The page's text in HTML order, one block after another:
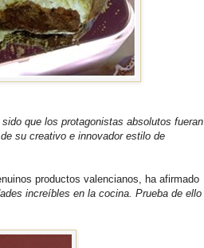
que los protagonistas absolutos fueran
su creativo e innovador estilo de
productos valencianos, ha afirmado
increíbles en la cocina. Prueba de ello